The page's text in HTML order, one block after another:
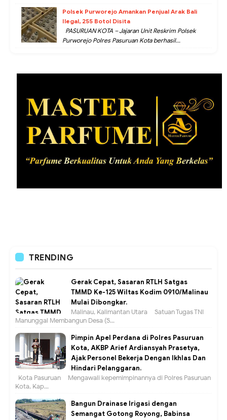
Polsek Purworejo Amankan Penjual Arak Bali
Ilegal, 255 Botol Disita
PASURUAN KOTA – Jajaran Unit Reskrim Polsek
Purworejo Polres Pasuruan Kota berhasil...
TRENDING
Gerak Cepat, Sasaran RTLH Satgas
TMMD Ke-125 Wiltas Kodim 0910/Malinau
Mulai Dibongkar.
Malinau, Kalimantan Utara – Satuan Tugas TNI
Manunggal Membangun Desa (S...
Pimpin Apel Perdana di Polres Pasuruan
Kota, AKBP Arief Ardiansyah Prasetya,
Ajak Personel Bekerja Dengan Ikhlas Dan
Hindari Pelanggaran.
Kota Pasuruan – Mengawali kepemimpinannya di Polres Pasuruan
Kota, Kap...
Bangun Drainase Irigasi dengan
Semangat Gotong Royong, Babinsa